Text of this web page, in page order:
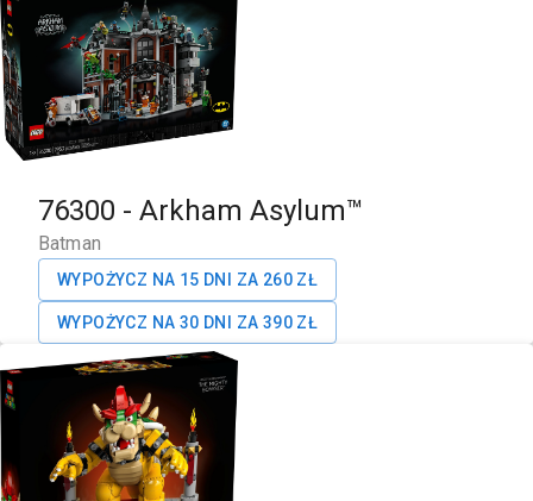
76300 - Arkham Asylum™
Batman
WYPOŻYCZ NA 15 DNI ZA 260 ZŁ
WYPOŻYCZ NA 30 DNI ZA 390 ZŁ